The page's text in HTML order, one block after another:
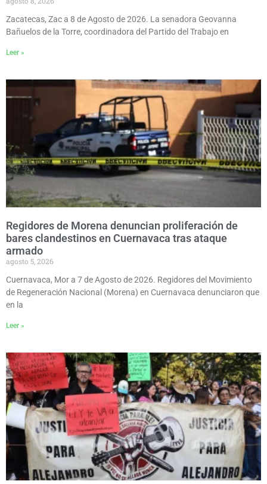
Zacatecas, Zac a 8 de Agosto de 2026. La senadora Geovanna
Bañuelos de la Torre, coordinadora del Partido del Trabajo en
Leer »
Regidores de Morena denuncian proliferación de
bares clandestinos en Cuernavaca tras ataque
armado
agosto 5, 2026
Cuernavaca, Mor a 7 de Agosto de 2026. Regidores del Movimiento
de Regeneración Nacional (Morena) en Cuernavaca denunciaron que
en la
Leer »